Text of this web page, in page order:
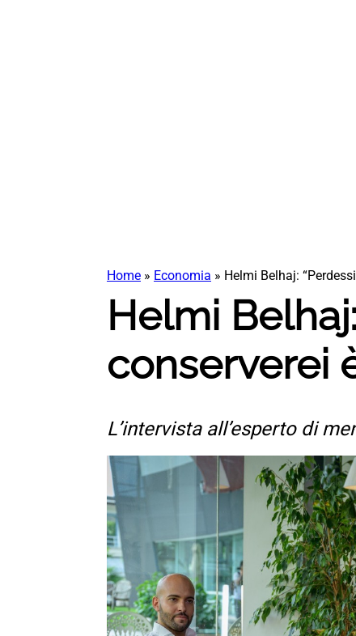
Home » Economia » Helmi Belhaj:
Helmi
conserverei
L’intervista all’esperto di